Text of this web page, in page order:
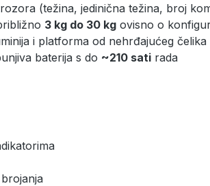
(težina, jedinična težina, broj
3 kg do 30 kg ovisno o
i platforma od nehrđajućeg
baterija s do ~210 sati rada